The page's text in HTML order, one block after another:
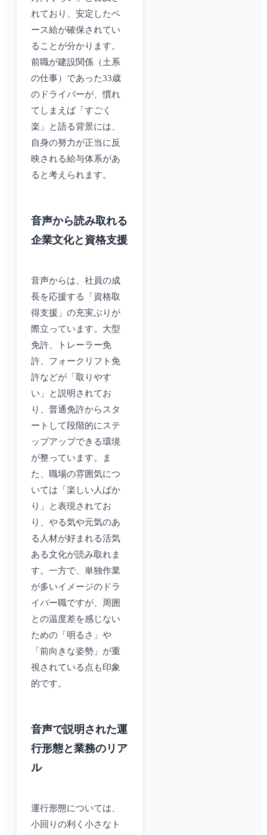
れており、安定したベ
ース給が確保されてい
ることが分かります。
前職が建設関係（土系
の仕事）であった33歳
のドライバーが、慣れ
てしまえば「すごく
楽」と語る背景には、
自身の努力が正当に反
映される給与体系があ
ると考えられます。
音声から読み取れる
企業文化と資格支援
音声からは、社員の成
長を応援する「資格取
得支援」の充実ぶりが
際立っています。大型
免許、トレーラー免
許、フォークリフト免
許などが「取りやす
い」と説明されてお
り、普通免許からスタ
ートして段階的にステ
ップアップできる環境
が整っています。ま
た、職場の雰囲気につ
いては「楽しい人ばか
り」と表現されてお
り、やる気や元気のあ
る人材が好まれる活気
ある文化が読み取れま
す。一方で、単独作業
が多いイメージのドラ
イバー職ですが、周囲
との温度差を感じない
ための「明るさ」や
「前向きな姿勢」が重
視されている点も印象
的です。
音声で説明された運
行形態と業務のリア
ル
運行形態については、
小回りの利く小さなト